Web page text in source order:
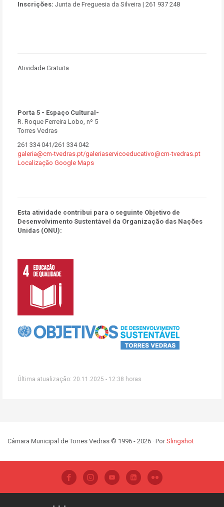
Inscrições: Junta de Freguesia da Silveira | 261 937 248
Atividade Gratuita
Porta 5 - Espaço Cultural-
R. Roque Ferreira Lobo, nº 5
Torres Vedras
261 334 041/261 334 042
galeria@cm-tvedras.pt/galeriaservicoeducativo@cm-tvedras.pt
Localização Google Maps
Esta atividade contribui para o seguinte Objetivo de
Desenvolvimento Sustentável da Organização das Nações
Unidas (ONU):
Última atualização: 20.11.2025 - 12:38 horas
Câmara Municipal de Torres Vedras © 1996 - 2026 · PorSlingshot